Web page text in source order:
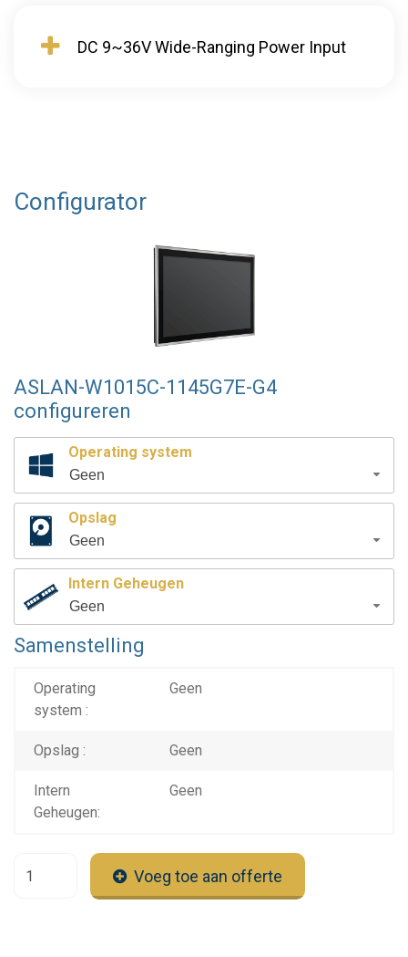
DC 9~36V Wide-Ranging Power Input
Configurator
ASLAN-W1015C-1145G7E-G4
configureren
Operating system
Geen
Opslag
Geen
Intern Geheugen
Geen
Samenstelling
Operating
system :
Geen
Opslag : Geen
Intern
Geheugen:
Geen
Voeg toe aan offerte